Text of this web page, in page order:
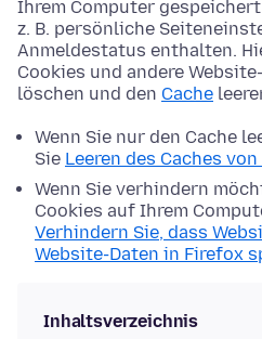
Ihrem Computer
z. B. persönliche
Anmeldestatus enthalten.
Cookies und andere
löschen und den Cache
Wenn Sie nur den Cache
Sie Leeren des Caches
Wenn Sie verhindern
Cookies auf Ihrem
Verhindern Sie, dass
Website-Daten in Firefox
Inhaltsverzeichnis